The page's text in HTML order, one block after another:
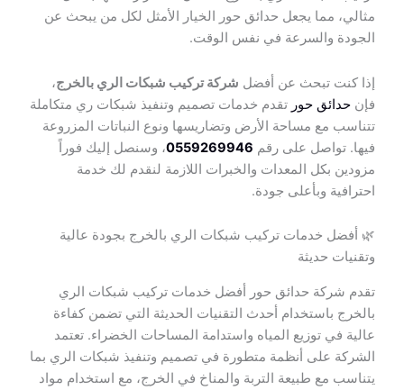
مثالي، مما يجعل حدائق حور الخيار الأمثل لكل من يبحث عن
الجودة والسرعة في نفس الوقت.
إذا كنت تبحث عن أفضل شركة تركيب شبكات الري بالخرج،
فإنحدائق حور تقدم خدمات تصميم وتنفيذ شبكات ري متكاملة
تتناسب مع مساحة الأرض وتضاريسها ونوع النباتات المزروعة
فيها. تواصل على رقم 0559269946، وسنصل إليك فوراً
مزودين بكل المعدات والخبرات اللازمة لنقدم لك خدمة
احترافية وبأعلى جودة.
🌿 أفضل خدمات تركيب شبكات الري بالخرج بجودة عالية
وتقنيات حديثة
تقدم شركة حدائق حور أفضل خدمات تركيب شبكات الري
بالخرج باستخدام أحدث التقنيات الحديثة التي تضمن كفاءة
عالية في توزيع المياه واستدامة المساحات الخضراء. تعتمد
الشركة على أنظمة متطورة في تصميم وتنفيذ شبكات الري بما
يتناسب مع طبيعة التربة والمناخ في الخرج، مع استخدام مواد